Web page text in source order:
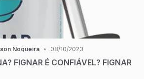
Nogueira • 08/10/2023
FIGNAR É CONFIÁVEL? FIGNAR